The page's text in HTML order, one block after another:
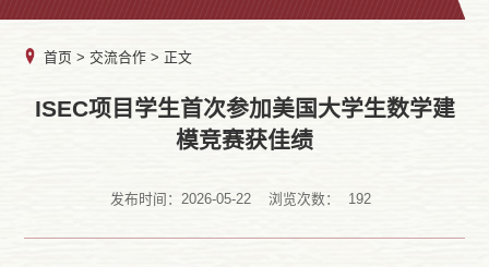
首页 > 交流合作 > 正文
ISEC项目学生首次参加美国大学生数学建
模竞赛获佳绩
发布时间：2026-05-22 浏览次数： 192